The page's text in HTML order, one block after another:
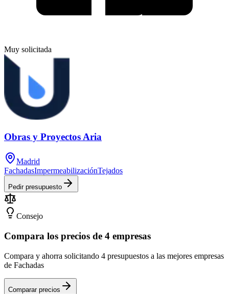
Muy solicitada
Obras y Proyectos Aria
Madrid
FachadasImpermeabilizaciónTejados
Pedir presupuesto
Consejo
Compara los precios de 4 empresas
Compara y ahorra solicitando 4 presupuestos a las mejores empresas
de Fachadas
Comparar precios